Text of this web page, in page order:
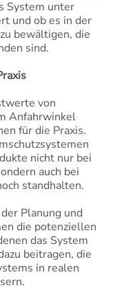
System unter
und ob es in der
bewältigen, die
sind.
von
Anfahrwinkel
für die Praxis.
nicht nur bei
auch bei
standhalten.
Planung und
die potenziellen
das System
beitragen, die
in realen